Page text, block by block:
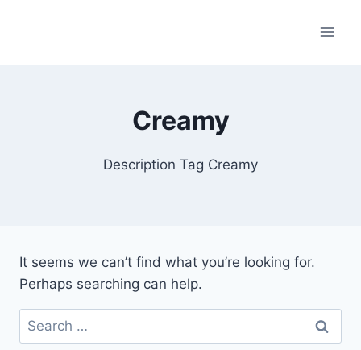
Creamy
Description Tag Creamy
It seems we can’t find what you’re looking for.
Perhaps searching can help.
Search
for: